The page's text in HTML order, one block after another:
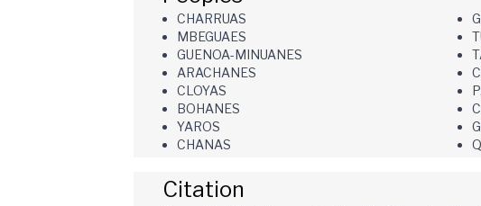
CHARRUAS
MBEGUAES
GUENOA-MINUANES
ARACHANES
CLOYAS
BOHANES
YAROS
CHANAS
Citation